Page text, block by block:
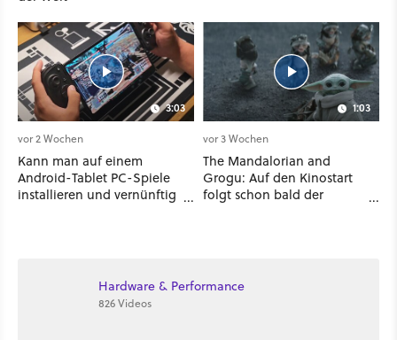
3:03
vor 2 Wochen
Kann man auf einem
Android-Tablet PC-Spiele
installieren und vernünftig
1:03
vor 3 Wochen
The Mandalorian and
Grogu: Auf den Kinostart
folgt schon bald der
Hardware & Performance
826 Videos